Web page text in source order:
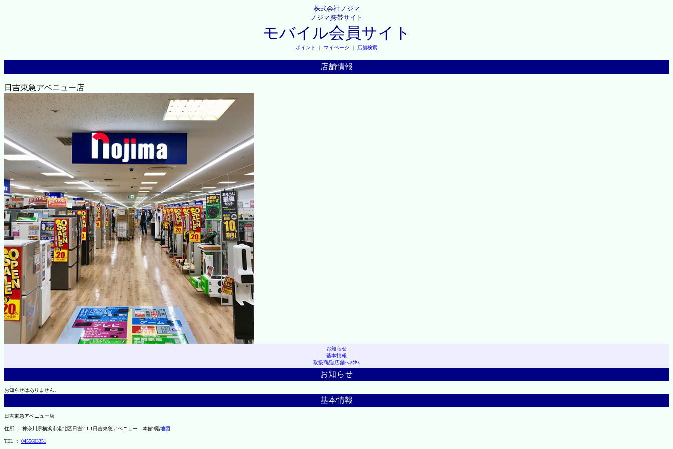
株式会社ノジマ
ノジマ携帯サイト
モバイル会員サイト
ポイント ｜ マイページ ｜ 店舗検索
店舗情報
日吉東急アベニュー店
お知らせ
基本情報
取扱商品|店舗へｱｸｾｽ
お知らせ
お知らせはありません。
基本情報
日吉東急アベニュー店
住所 ： 神奈川県横浜市港北区日吉2-1-1日吉東急アベニュー 本館3階地図
TEL ： 0455603351